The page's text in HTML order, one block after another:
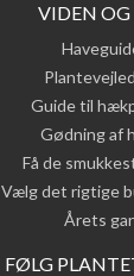
VIDEN OG
Guide til
Gødning af
Få de
Vælg det rigtige
Årets
FØLG